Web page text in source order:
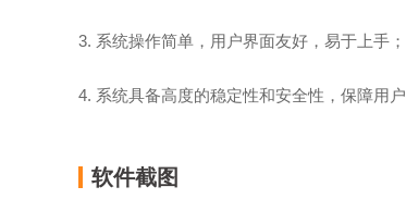
3. 系统操作简单，用户界面友好，易于上手；
4. 系统具备高度的稳定性和安全性，保障用户
软件截图